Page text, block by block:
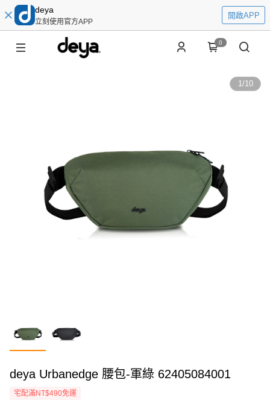
deya
立刻使用官方APP
開啟APP
0
1/10
deya Urbanedge 腰包-軍綠 62405084001
宅配滿NT$490免運